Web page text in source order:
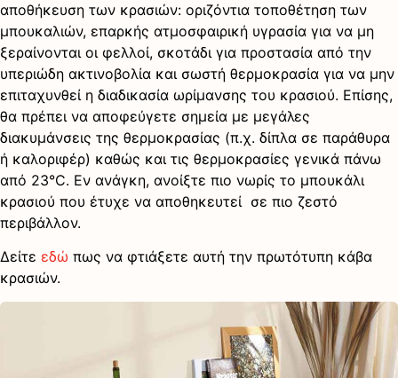
αποθήκευση των κρασιών: οριζόντια τοποθέτηση των
μπουκαλιών, επαρκής ατμοσφαιρική υγρασία για να μη
ξεραίνονται οι φελλοί, σκοτάδι για προστασία από την
υπεριώδη ακτινοβολία και σωστή θερμοκρασία για να μην
επιταχυνθεί η διαδικασία ωρίμανσης του κρασιού. Επίσης,
θα πρέπει να αποφεύγετε σημεία με μεγάλες
διακυμάνσεις της θερμοκρασίας (π.χ. δίπλα σε παράθυρα
ή καλοριφέρ) καθώς και τις θερμοκρασίες γενικά πάνω
από 23°C. Εν ανάγκη, ανοίξτε πιο νωρίς το μπουκάλι
κρασιού που έτυχε να αποθηκευτεί σε πιο ζεστό
περιβάλλον.
Δείτε εδώ πως να φτιάξετε αυτή την πρωτότυπη κάβα
κρασιών.